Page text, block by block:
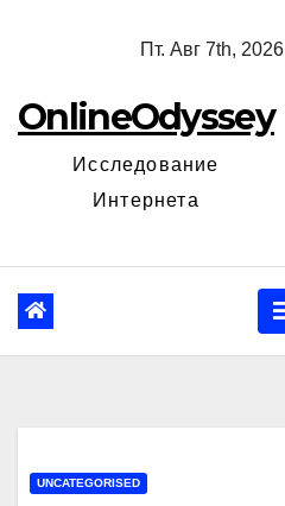
Пт. Авг 7th, 2026
OnlineOdyssey
Исследование
Интернета
UNCATEGORISED